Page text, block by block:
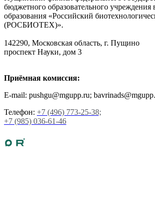
бюджетного образовательного учреждения
образования «Российский
(РОСБИОТЕХ)».
142290, Московская область, г. Пущино
проспект Науки, дом 3
Приёмная комиссия:
E-mail: pushgu@mgupp.ru;
Телефон: +7 (496) 773-25-38;
+7 (985) 036-61-46